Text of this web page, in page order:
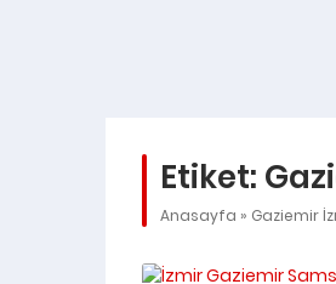
Etiket:
Anasayfa » Gaziemir